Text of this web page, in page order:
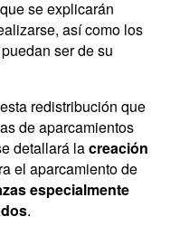
se explicarán
así como los
ser de su
redistribución que
de aparcamientos
detallará lacreación
el aparcamiento de
especialmente
.